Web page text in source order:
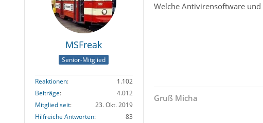
MSFreak
Senior-Mitglied
Reaktionen
1.102
Beiträge
4.012
Mitglied seit
23. Okt. 2019
Hilfreiche Antworten
83
Welche Antivirensoftware
Gruß Micha